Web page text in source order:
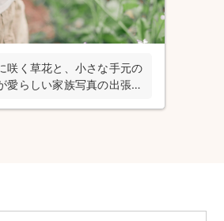
咲く草花と、小さな手元の
愛らしい家族写真の出張撮